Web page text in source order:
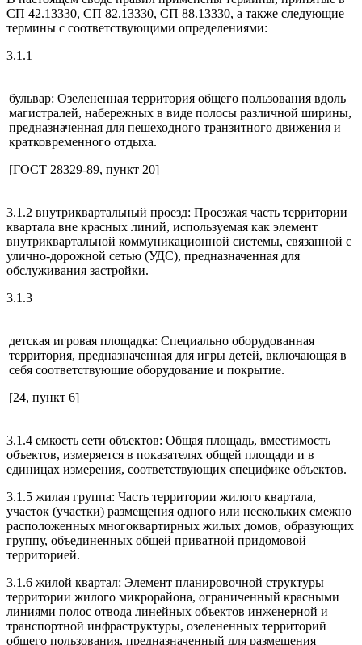
СП 42.13330, СП 82.13330, СП 88.13330, а также следующие
термины с соответствующими определениями:
3.1.1
бульвар: Озелененная территория общего пользования вдоль
магистралей, набережных в виде полосы различной ширины,
предназначенная для пешеходного транзитного движения и
кратковременного отдыха.
[ГОСТ 28329-89, пункт 20]
3.1.2 внутриквартальный проезд: Проезжая часть территории
квартала вне красных линий, используемая как элемент
внутриквартальной коммуникационной системы, связанной с
улично-дорожной сетью (УДС), предназначенная для
обслуживания застройки.
3.1.3
детская игровая площадка: Специально оборудованная
территория, предназначенная для игры детей, включающая в
себя соответствующие оборудование и покрытие.
[24, пункт 6]
3.1.4 емкость сети объектов: Общая площадь, вместимость
объектов, измеряется в показателях общей площади и в
единицах измерения, соответствующих специфике объектов.
3.1.5 жилая группа: Часть территории жилого квартала,
участок (участки) размещения одного или нескольких смежно
расположенных многоквартирных жилых домов, образующих
группу, объединенных общей приватной придомовой
территорией.
3.1.6 жилой квартал: Элемент планировочной структуры
территории жилого микрорайона, ограниченный красными
линиями полос отвода линейных объектов инженерной и
транспортной инфраструктуры, озелененных территорий
общего пользования, предназначенный для размещения